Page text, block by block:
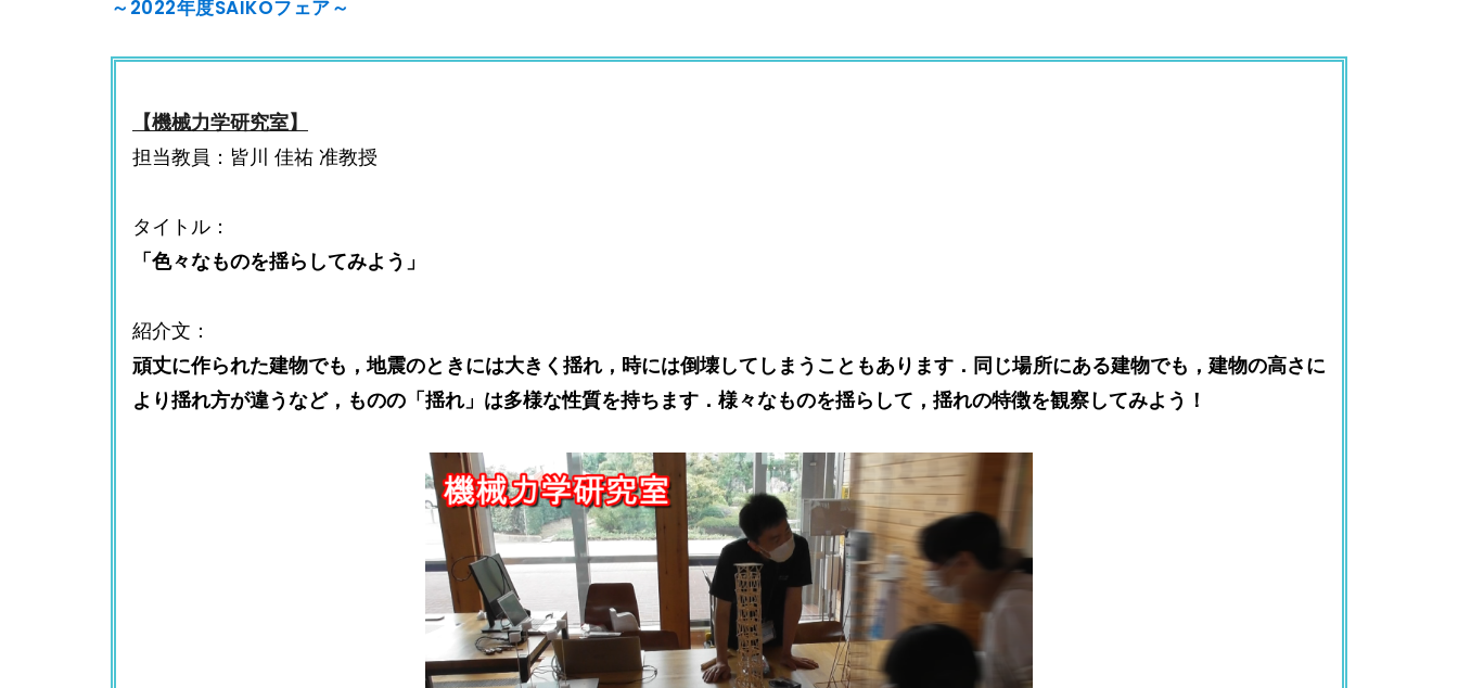
～2022年度SAIKOフェア～
【機械力学研究室】
担当教員：皆川 佳祐 准教授
タイトル：
「色々なものを揺らしてみよう」
紹介文：
頑丈に作られた建物でも，地震のときには大きく揺れ，時には倒壊してしまうこともあります．同じ場所にある建物でも，建物の高さに
より揺れ方が違うなど，ものの「揺れ」は多様な性質を持ちます．様々なものを揺らして，揺れの特徴を観察してみよう！